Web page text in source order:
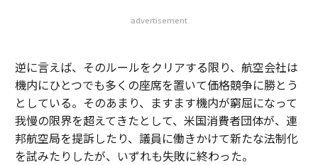
advertisement
逆に言えば、そのルールをクリアする限り、航空会社は
機内にひとつでも多くの座席を置いて価格競争に勝とう
としている。そのあまり、ますます機内が窮屈になって
我慢の限界を超えてきたとして、米国消費者団体が、連
邦航空局を提訴したり、議員に働きかけて新たな法制化
を試みたりしたが、いずれも失敗に終わった。